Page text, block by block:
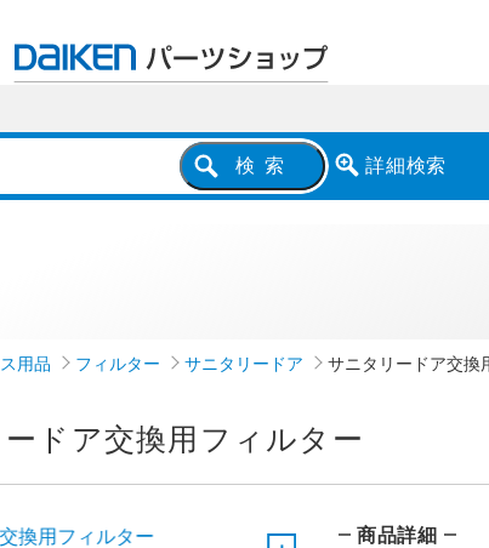
検索 詳細検索
用品 フィルター サニタリードア サニタリードア交換
ドア交換用フィルター
商品詳細